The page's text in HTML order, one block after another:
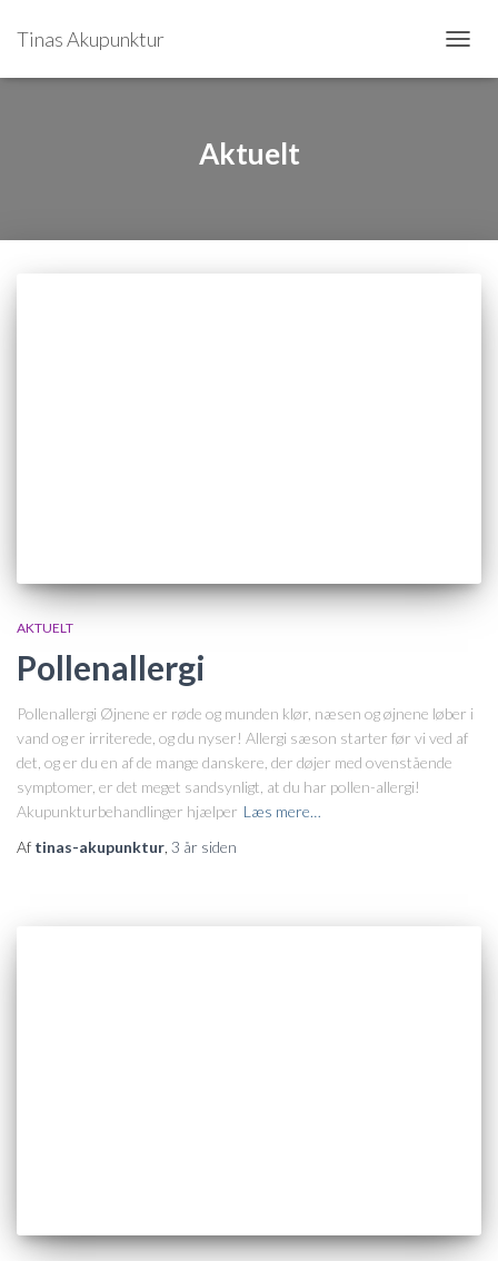
Tinas Akupunktur
Aktuelt
AKTUELT
Pollenallergi
Pollenallergi Øjnene er røde og munden klør, næsen og øjnene løber i
vand og er irriterede, og du nyser! Allergi sæson starter før vi ved af
det, og er du en af de mange danskere, der døjer med ovenstående
symptomer, er det meget sandsynligt, at du har pollen-allergi!
Akupunkturbehandlinger hjælper Læs mere…
Af tinas-akupunktur 3 år siden